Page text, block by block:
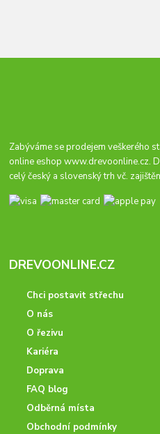
Zabýváme se prodejem veškerého
online eshopwww.drevoonline.cz.
celý český a slovenský trh vč.
DREVOONLINE.CZ
Chci postavit střechu
O nás
O řezivu
Kariéra
Doprava
FAQ blog
Odběrná místa
Obchodní podmínky